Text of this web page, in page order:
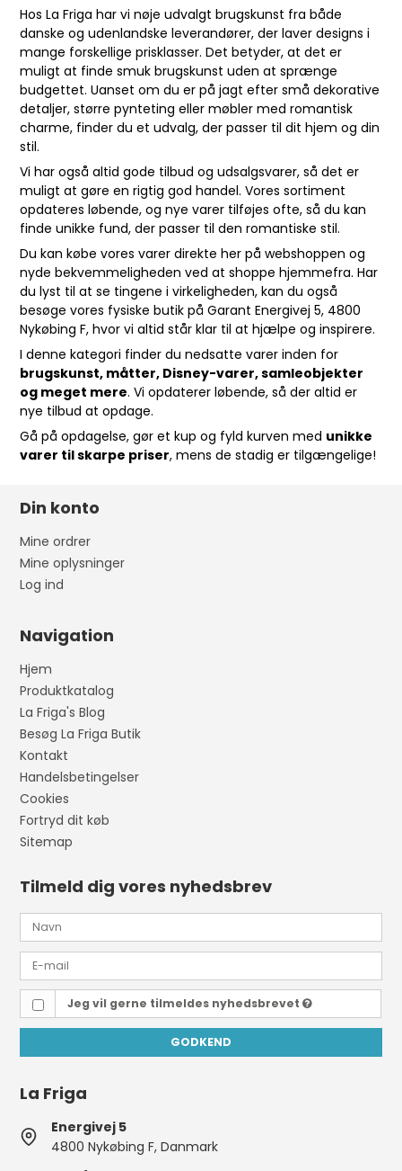
Hos La Friga har vi nøje udvalgt brugskunst fra både
danske og udenlandske leverandører, der laver designs i
mange forskellige prisklasser. Det betyder, at det er
muligt at finde smuk brugskunst uden at sprænge
budgettet. Uanset om du er på jagt efter små dekorative
detaljer, større pynteting eller møbler med romantisk
charme, finder du et udvalg, der passer til dit hjem og din
stil.
Vi har også altid gode tilbud og udsalgsvarer, så det er
muligt at gøre en rigtig god handel. Vores sortiment
opdateres løbende, og nye varer tilføjes ofte, så du kan
finde unikke fund, der passer til den romantiske stil.
Du kan købe vores varer direkte her på webshoppen og
nyde bekvemmeligheden ved at shoppe hjemmefra. Har
du lyst til at se tingene i virkeligheden, kan du også
besøge vores fysiske butik på Garant Energivej 5, 4800
Nykøbing F, hvor vi altid står klar til at hjælpe og inspirere.
I denne kategori finder du nedsatte varer inden for
brugskunst, måtter, Disney-varer, samleobjekter
og meget mere. Vi opdaterer løbende, så der altid er
nye tilbud at opdage.
Gå på opdagelse, gør et kup og fyld kurven med unikke
varer til skarpe priser, mens de stadig er tilgængelige!
Din konto
Mine ordrer
Mine oplysninger
Log ind
Navigation
Hjem
Produktkatalog
La Friga's Blog
Besøg La Friga Butik
Kontakt
Handelsbetingelser
Cookies
Fortryd dit køb
Sitemap
Tilmeld dig vores nyhedsbrev
Jeg vil gerne tilmeldes nyhedsbrevet
GODKEND
La Friga
Energivej 5
4800 Nykøbing F, Danmark